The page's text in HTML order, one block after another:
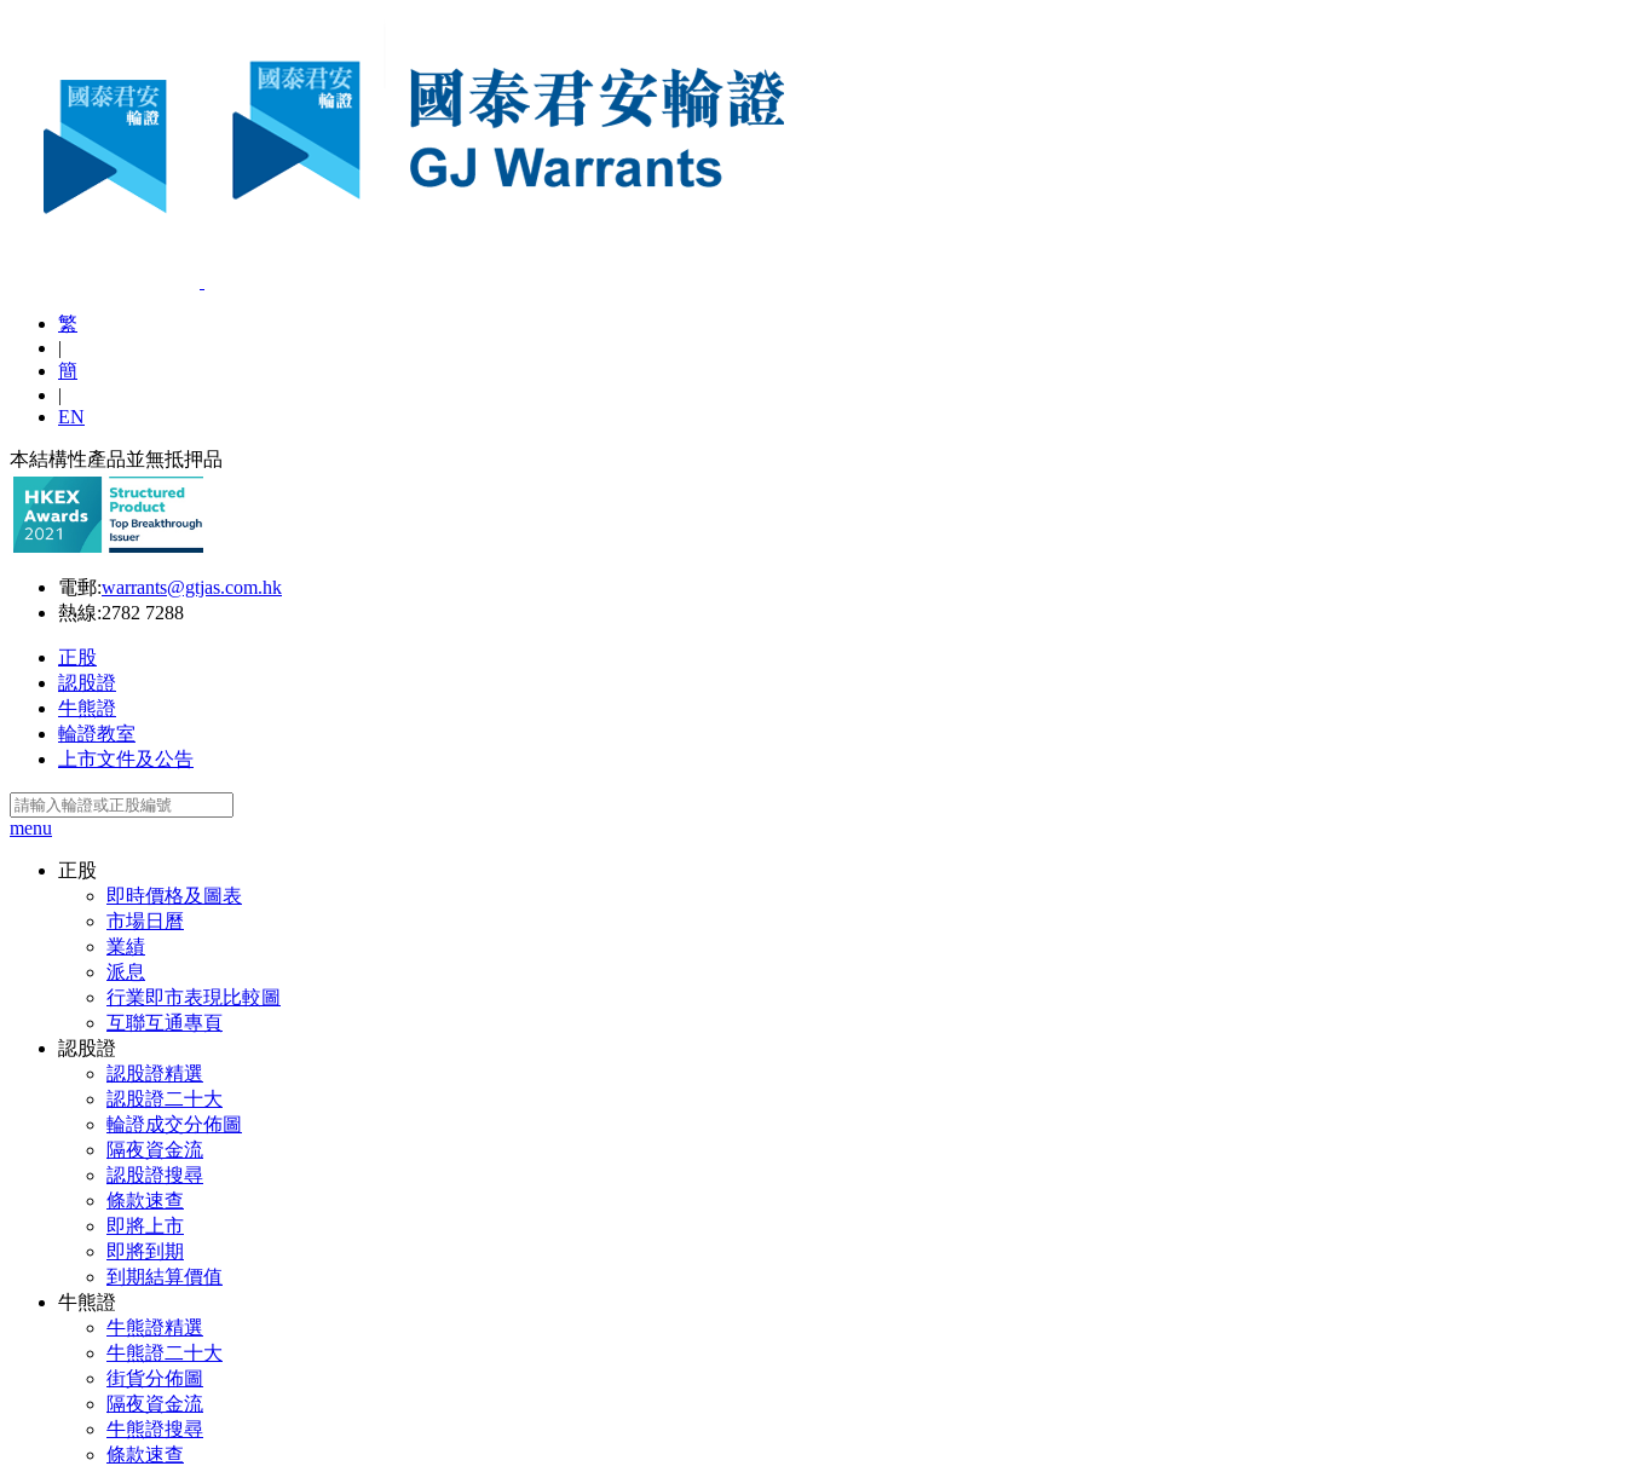
繁
|
簡
|
EN
本結構性產品並無抵押品
電郵:warrants@gtjas.com.hk
熱線:2782 7288
正股
認股證
牛熊證
輪證教室
上市文件及公告
menu
正股
即時價格及圖表
市場日曆
業績
派息
行業即市表現比較圖
互聯互通專頁
認股證
認股證精選
認股證二十大
輪證成交分佈圖
隔夜資金流
認股證搜尋
條款速查
即將上市
即將到期
到期結算價值
牛熊證
牛熊證精選
牛熊證二十大
街貨分佈圖
隔夜資金流
牛熊證搜尋
條款速查